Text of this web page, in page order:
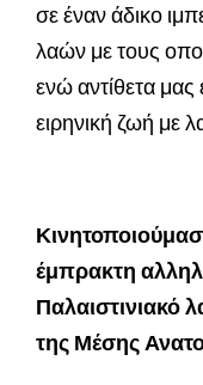
σε έναν άδικο
λαών με τους
ενώ αντίθετα μας
ειρηνική ζωή με
έμπρακτη
Παλαιστινιακό
της Μέσης